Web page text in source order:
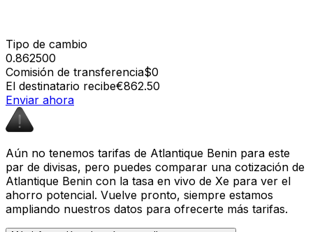
Tipo de cambio
0.862500
Comisión de transferencia$0
El destinatario recibe€862.50
Enviar ahora
Aún no tenemos tarifas de Atlantique Benin para este
par de divisas, pero puedes comparar una cotización de
Atlantique Benin con la tasa en vivo de Xe para ver el
ahorro potencial. Vuelve pronto, siempre estamos
ampliando nuestros datos para ofrecerte más tarifas.